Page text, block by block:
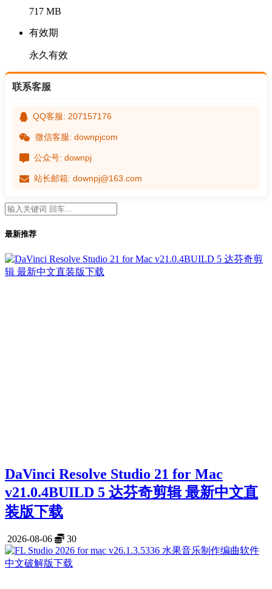
717 MB
有效期
永久有效
联系客服
QQ客服: 207157176
微信客服: downpjcom
公众号: downpj
站长邮箱: downpj@163.com
最新推荐
DaVinci Resolve Studio 21 for Mac
v21.0.4BUILD 5 达芬奇剪辑 最新中文直
装版下载
2026-08-06 30